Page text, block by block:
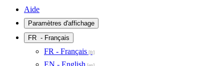
Aide
Paramètres d'affichage
FR - Français
FR - Français
EN - English